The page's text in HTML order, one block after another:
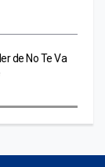
de No Te Va